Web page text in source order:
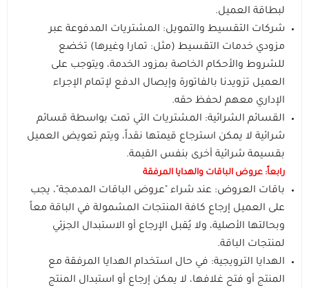
ملحقات الايباد
عرض الكل
كفرات ايباد
أقلام ذكية
ايفون 15
كفرات سامسونج
شاحن جداري
شواحن سيارة
شاحن لا سلكي
توصيلات كهربائية
سماعات أذن لاسلكية
سماعات سلكية
سماعات الرأس
ميكروفونات احترافية
وصلات ومحولات الصوت
اضاءات تصوير
كاميرات تصوير
عرض الكل
راوترات متنقلة
روترات ومودمات منزلية
مقويات إشارة الشبكة
أجهزة المنزل الذكي
كاميرات المراقبة
داش كام
قواعد تثبيت الجوال للسيارة
شواحن ومحولات السيارة
اشتراكات ومشغلات بطارية السيارة
ملحقات سيارة متعددة
عرض الكل
بكجات الحماية
عرض الكل
بكجات حماية ايفون
بكجات حماية سامسونج
شاشات الحماية
شاشات حماية ايباد
حماية الكاميرا والعدسات
الألعاب والترفيه
رهيبنا
المنتجات الدراسية والمكتبية
عرض الكل
أدوات مكتبية ذكية
مستلزمات الطلاب
لبطاقة العميل.
شركات التقسيط والتمويل: المشتريات المدفوعة عبر
مزودي خدمات التقسيط (مثل: تمارا وغيرها) تخضع
للشروط والأحكام الخاصة بمزود الخدمة، ويتوجب على
العميل تزويدنا بالفاتورة وإيصال الدفع لإتمام الإجراء
الإداري معهم لحفظ حقه.
القسائم الشرائية: المشتريات التي تمت بواسطة قسائم
شرائية لا يمكن استرجاع قيمتها نقداً، ويتم تعويض العميل
بقسيمة شرائية أخرى بنفس القيمة.
رابعاً: عروض الباقات والهدايا المرفقة
باقات العروض: عند شراء "عروض الباقات المدمجة"، يجب
على العميل إرجاع كافة المنتجات المشمولة في الباقة معاً
وبحالتها الأصلية، ولا يُقبل الإرجاع أو الاستبدال الجزئي
لمنتجات الباقة.
الهدايا الترويجية: في حال استخدام الهدايا المرفقة مع
المنتج أو فتح غلافها، لا يمكن إرجاع أو استبدال المنتج